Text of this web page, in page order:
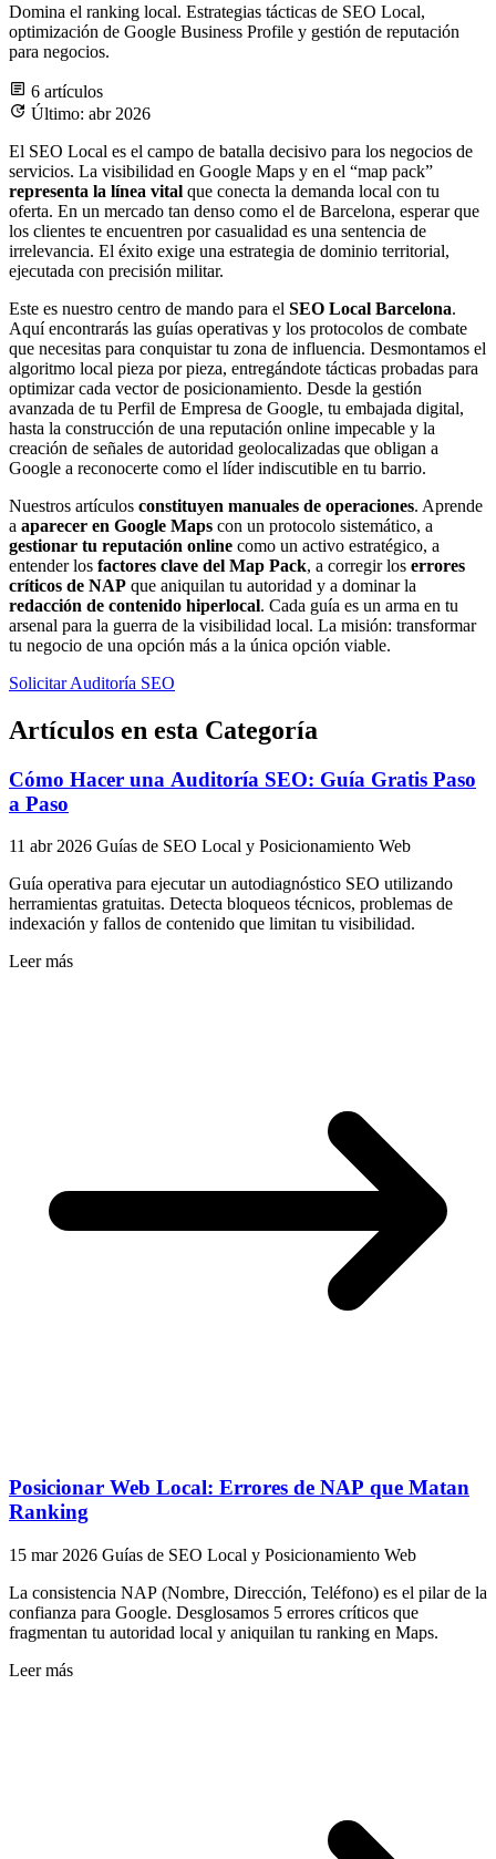
Domina el ranking local. Estrategias tácticas de SEO Local,
optimización de Google Business Profile y gestión de reputación
para negocios.
6 artículos
Último: abr 2026
El SEO Local es el campo de batalla decisivo para los negocios de
servicios. La visibilidad en Google Maps y en el “map pack”
representa la línea vital que conecta la demanda local con tu
oferta. En un mercado tan denso como el de Barcelona, esperar que
los clientes te encuentren por casualidad es una sentencia de
irrelevancia. El éxito exige una estrategia de dominio territorial,
ejecutada con precisión militar.
Este es nuestro centro de mando para el SEO Local Barcelona.
Aquí encontrarás las guías operativas y los protocolos de combate
que necesitas para conquistar tu zona de influencia. Desmontamos el
algoritmo local pieza por pieza, entregándote tácticas probadas para
optimizar cada vector de posicionamiento. Desde la gestión
avanzada de tu Perfil de Empresa de Google, tu embajada digital,
hasta la construcción de una reputación online impecable y la
creación de señales de autoridad geolocalizadas que obligan a
Google a reconocerte como el líder indiscutible en tu barrio.
Nuestros artículos constituyen manuales de operaciones. Aprende
a aparecer en Google Maps con un protocolo sistemático, a
gestionar tu reputación online como un activo estratégico, a
entender los factores clave del Map Pack, a corregir los errores
críticos de NAP que aniquilan tu autoridad y a dominar la
redacción de contenido hiperlocal. Cada guía es un arma en tu
arsenal para la guerra de la visibilidad local. La misión: transformar
tu negocio de una opción más a la única opción viable.
Solicitar Auditoría SEO
Artículos en esta Categoría
Cómo Hacer una Auditoría SEO: Guía Gratis Paso
a Paso
11 abr 2026 Guías de SEO Local y Posicionamiento Web
Guía operativa para ejecutar un autodiagnóstico SEO utilizando
herramientas gratuitas. Detecta bloqueos técnicos, problemas de
indexación y fallos de contenido que limitan tu visibilidad.
Leer más
Posicionar Web Local: Errores de NAP que Matan
Ranking
15 mar 2026 Guías de SEO Local y Posicionamiento Web
La consistencia NAP (Nombre, Dirección, Teléfono) es el pilar de la
confianza para Google. Desglosamos 5 errores críticos que
fragmentan tu autoridad local y aniquilan tu ranking en Maps.
Leer más